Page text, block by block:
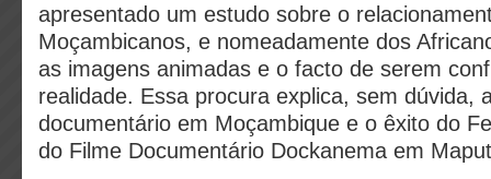
apresentado um estudo sobre o
Moçambicanos, e nomeadamente dos
as imagens animadas e o facto de serem
realidade. Essa procura explica, sem dúvida,
documentário em Moçambique e o êxito do
do Filme Documentário Dockanema em